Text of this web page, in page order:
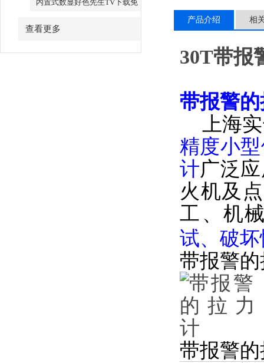
内置式数显好色先生TV下载免
查看更多
产品介绍 相
30T带报
带报警的
上海实
精度小型
计广泛应
火机及点火
工、机械
试、
带报警
带报警